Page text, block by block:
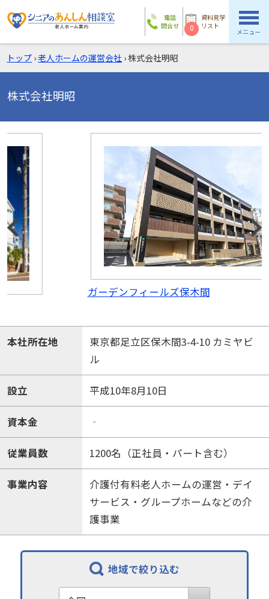
電話
問合せ
資料見学
リスト
0 メニュー
トップ ›老人ホームの運営会社 ›株式会社明昭
株式会社明昭
ガーデンフィールズ保木間
本社所在地
東京都足立区保木間3-4-10 カミヤビ
ル
設立 平成10年8月10日
資本金 ‐
従業員数 1200名（正社員・パート含む）
事業内容
介護付有料老人ホームの運営・デイ
サービス・グループホームなどの介
護事業
地域で絞り込む